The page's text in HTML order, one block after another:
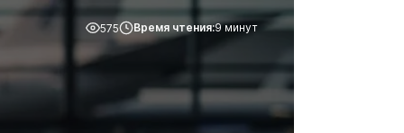
575 Время чтения:9 минут